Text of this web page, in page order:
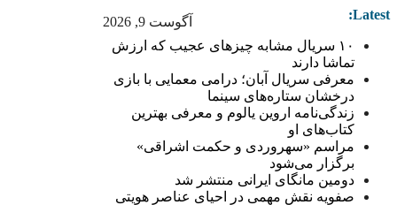
آگوست 9, 2026 Latest:
۱۰ سریال مشابه چیزهای عجیب که ارزش
تماشا دارند
معرفی سریال آبان؛ درامی معمایی با بازی
درخشان ستاره‌های سینما
زندگی‌نامه اروین یالوم و معرفی بهترین
کتاب‌های او
مراسم «سهروردی و حکمت اشراقی»
برگزار می‌شود
دومین مانگای ایرانی منتشر شد
صفویه نقش مهمی در احیای عناصر هویتی